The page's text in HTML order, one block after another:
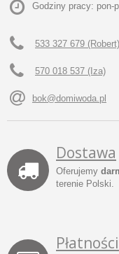
Godziny pracy: pon-
533 327 679 (Robert)
570 018 537 (Iza)
bok@domiwoda.pl
Dostawa
Oferujemy
terenie Polski.
Płatności